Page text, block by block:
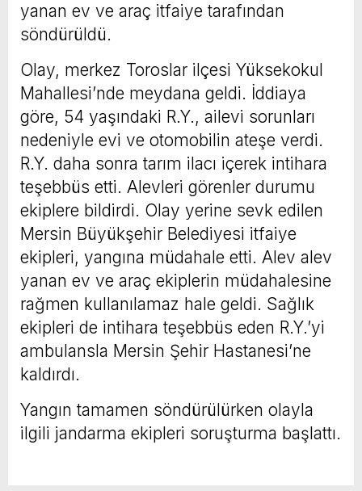
Vahap Seçer
yanan ev ve araç itfaiye tarafından
söndürüldü.
Olay, merkez Toroslar ilçesi Yüksekokul
Mahallesi’nde meydana geldi. İddiaya
göre, 54 yaşındaki R.Y., ailevi sorunları
nedeniyle evi ve otomobilin ateşe verdi.
R.Y. daha sonra tarım ilacı içerek intihara
teşebbüs etti. Alevleri görenler durumu
ekiplere bildirdi. Olay yerine sevk edilen
Mersin Büyükşehir Belediyesi itfaiye
ekipleri, yangına müdahale etti. Alev alev
yanan ev ve araç ekiplerin müdahalesine
rağmen kullanılamaz hale geldi. Sağlık
ekipleri de intihara teşebbüs eden R.Y.’yi
ambulansla Mersin Şehir Hastanesi’ne
kaldırdı.
Yangın tamamen söndürülürken olayla
ilgili jandarma ekipleri soruşturma başlattı.